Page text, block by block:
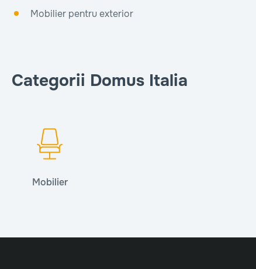
Mobilier pentru exterior
Categorii Domus Italia
Mobilier